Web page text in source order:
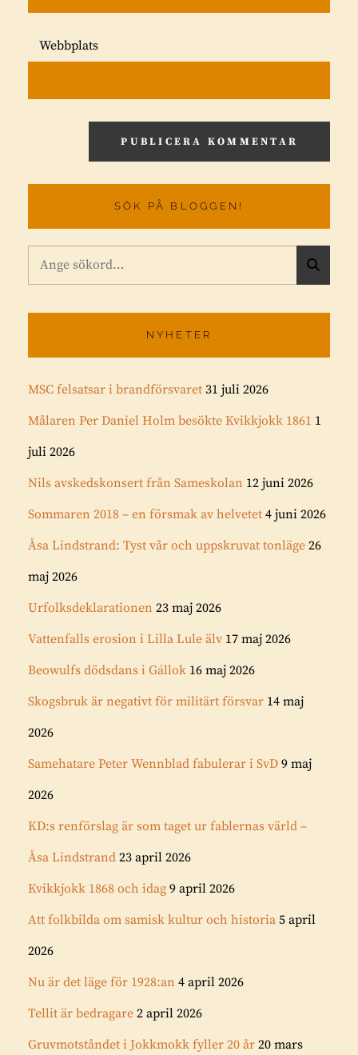
Webbplats
SÖK PÅ BLOGGEN!
efter:
NYHETER
MSC felsatsar i brandförsvaret 31 juli 2026
Målaren Per Daniel Holm besökte Kvikkjokk 1861 1
juli 2026
Nils avskedskonsert från Sameskolan 12 juni 2026
Sommaren 2018 – en försmak av helvetet 4 juni 2026
Åsa Lindstrand: Tyst vår och uppskruvat tonläge 26
maj 2026
Urfolksdeklarationen 23 maj 2026
Vattenfalls erosion i Lilla Lule älv 17 maj 2026
Beowulfs dödsdans i Gállok 16 maj 2026
Skogsbruk är negativt för militärt försvar 14 maj
2026
Samehatare Peter Wennblad fabulerar i SvD 9 maj
2026
KD:s renförslag är som taget ur fablernas värld –
Åsa Lindstrand 23 april 2026
Kvikkjokk 1868 och idag 9 april 2026
Att folkbilda om samisk kultur och historia 5 april
2026
Nu är det läge för 1928:an 4 april 2026
Tellit är bedragare 2 april 2026
Gruvmotståndet i Jokkmokk fyller 20 år 20 mars